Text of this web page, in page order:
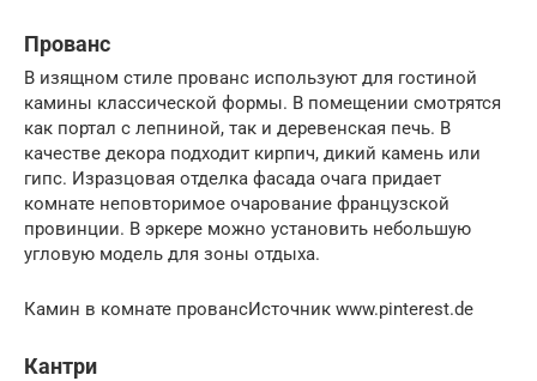
Прованс
В изящном стиле прованс используют для гостиной
камины классической формы. В помещении смотрятся
как портал с лепниной, так и деревенская печь. В
качестве декора подходит кирпич, дикий камень или
гипс. Изразцовая отделка фасада очага придает
комнате неповторимое очарование французской
провинции. В эркере можно установить небольшую
угловую модель для зоны отдыха.
Камин в комнате провансИсточник www.pinterest.de
Кантри